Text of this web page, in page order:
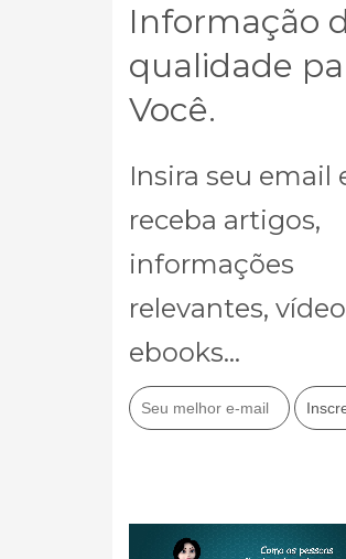
Informação
qualidade
Você.
Insira seu email
receba artigos,
informações
relevantes,
ebooks...